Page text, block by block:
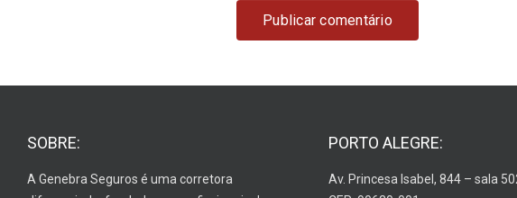
SOBRE:
A Genebra Seguros é uma corretora
PORTO ALEGRE:
Av. Princesa Isabel, 844 – sala